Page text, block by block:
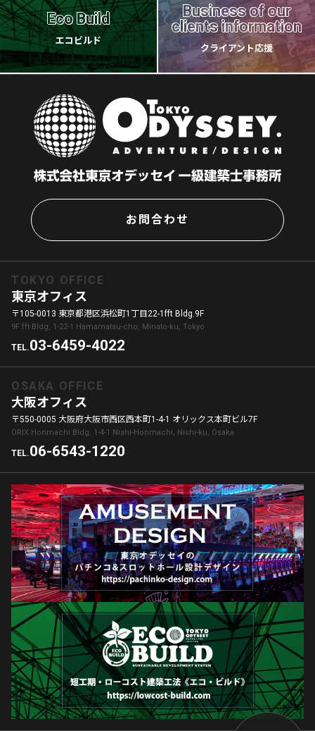
Eco Build
エコビルド
Business of our
clients information
クライアント応援
お問合わせ
TOKYO OFFICE
東京オフィス
〒105-0013 東京都港区浜松町1丁目22-1fft Bldg.9F
9F fft Bldg, 1-22-1 Hamamatsu-cho, Minato-ku, Tokyo
TEL.03-6459-4022
OSAKA OFFICE
大阪オフィス
〒550-0005 大阪府大阪市西区西本町1-4-1 オリックス本町ビル7F
ORIX Honmachi Bldg. 1-4-1 Nishi-Honmachi, Nishi-ku, Osaka
TEL.06-6543-1220